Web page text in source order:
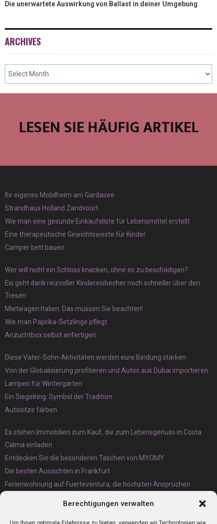
Berechtigungen verwalten
Die unerwartete Auswirkung von Ballast in deiner Umgebung
ARCHIVES
LESEN SIE HÄUFIG ARTIKEL
Ihr eigenes Mobilheim am Gardasee
Strandhaus Holland Zandvoort
Wie man eine gesunde Einkaufsliste für Lebensmittel erstellt
Eine therapeutische Gewichtsweste für Kinder
Camper bett bauen
Wer will nicht ein Schloss knacken, ohne es zu beschädigen?
Eis geht dank reizvoller Kindereisbecher noch schneller über den
Tresen
Mietwagen Italien: Das müssen Sie beachten!
Wie man Paprika-Setzlinge pflegt
Anzuchtbox selbst anfertigen
Diese Vater-Sohn-Aktivitäten werden eure Bindung stärken
Von der Globalisierung profitieren und Autos aus Dubai importieren
Lampen für Wintergarten
Ein Siegelring: Symbol der Tradition
Autositze färben
Es stehen Immobilien zum Kauf, die zum Lebensgenuss in Costa
Calma einladen
Entdecken Sie die besonderen Taschen von MYOMY
Die besten Aussichten in Frankfurt
Ferienwohnung auf Fuerteventura, die höchsten Ansprüchen
Eternit Wellplatten Entsorgung lieber heute als morgen erledigen
lassen